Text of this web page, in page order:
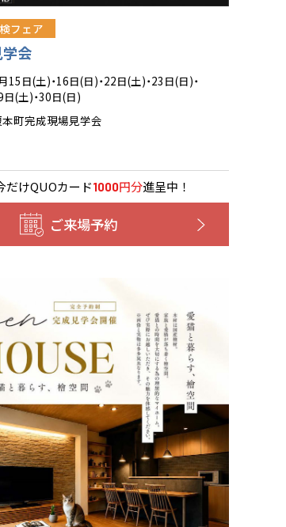
フェア
会
15日(土)・16日(日)・22日(土)・23日(日)・
日(土)・30日(日)
町完成現場見学会
だけQUOカード1000円分進呈中！
ご来場予約